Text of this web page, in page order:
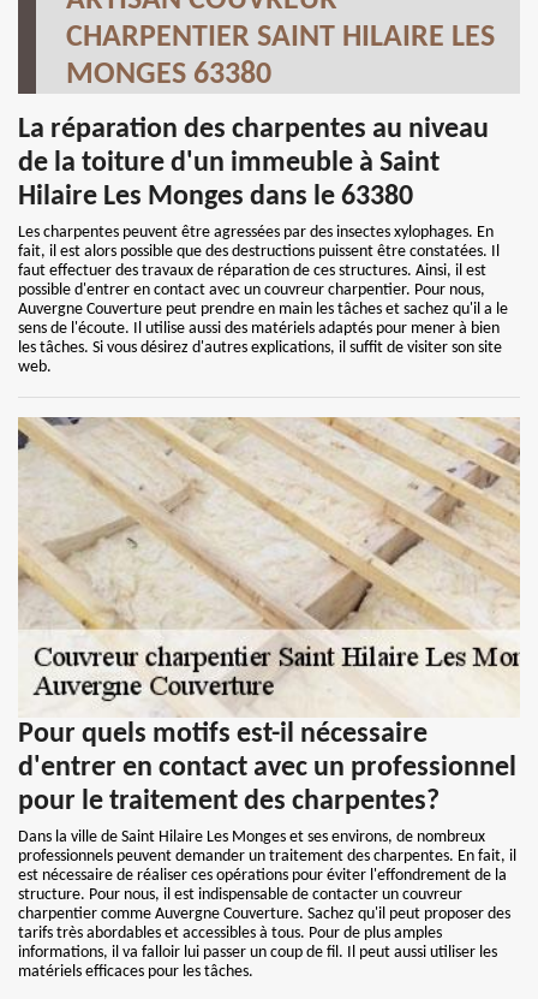
CHARPENTIER SAINT HILAIRE LES
MONGES 63380
La réparation des charpentes au niveau
de la toiture d'un immeuble à Saint
Hilaire Les Monges dans le 63380
Les charpentes peuvent être agressées par des insectes xylophages. En
fait, il est alors possible que des destructions puissent être constatées. Il
faut effectuer des travaux de réparation de ces structures. Ainsi, il est
possible d'entrer en contact avec un couvreur charpentier. Pour nous,
Auvergne Couverture peut prendre en main les tâches et sachez qu'il a le
sens de l'écoute. Il utilise aussi des matériels adaptés pour mener à bien
les tâches. Si vous désirez d'autres explications, il suffit de visiter son site
web.
Pour quels motifs est-il nécessaire
d'entrer en contact avec un professionnel
pour le traitement des charpentes?
Dans la ville de Saint Hilaire Les Monges et ses environs, de nombreux
professionnels peuvent demander un traitement des charpentes. En fait, il
est nécessaire de réaliser ces opérations pour éviter l'effondrement de la
structure. Pour nous, il est indispensable de contacter un couvreur
charpentier comme Auvergne Couverture. Sachez qu'il peut proposer des
tarifs très abordables et accessibles à tous. Pour de plus amples
informations, il va falloir lui passer un coup de fil. Il peut aussi utiliser les
matériels efficaces pour les tâches.